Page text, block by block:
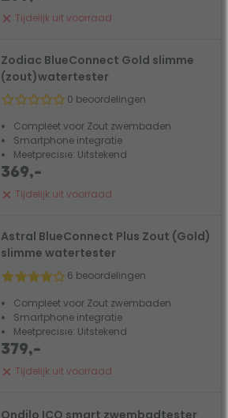
Tijdelijk uit voorraad
Zodiac BlueConnect Gold slimme
(zout)watertester
0 beoordelingen
Compleet voor Zout zwembaden
Smartphone integratie
Meetprecisie: Uitstekend
Tijdelijk uit voorraad
369,-
Astral BlueConnect Plus Zout (Gold)
slimme watertester
6 beoordelingen
Compleet voor Zout zwembaden
Smartphone integratie
Meetprecisie: Uitstekend
Tijdelijk uit voorraad
379,-
Ondilo ICO smart zwembadtester